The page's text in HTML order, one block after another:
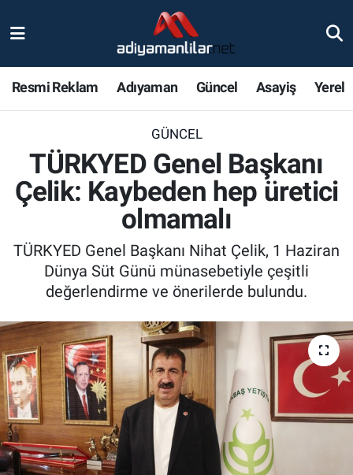
Resmi Reklam Adıyaman Güncel Asayiş Yerel
GÜNCEL
TÜRKYED Genel Başkanı
Çelik: Kaybeden hep üretici
olmamalı
TÜRKYED Genel Başkanı Nihat Çelik, 1 Haziran
Dünya Süt Günü münasebetiyle çeşitli
değerlendirme ve önerilerde bulundu.
Magazin
Bölge Haberleri
Gündem
Asayiş
Sağlık
Özel Haber
Kültür Sanat
Eğitim
Nöbetçi Eczaneler
Adiyaman Namaz Vakitleri
Trafik Durumu
Süper Lig Puan Durumu ve Fikstür
Tüm Manşetler
Son Dakika Haberleri
Haber Arşivi